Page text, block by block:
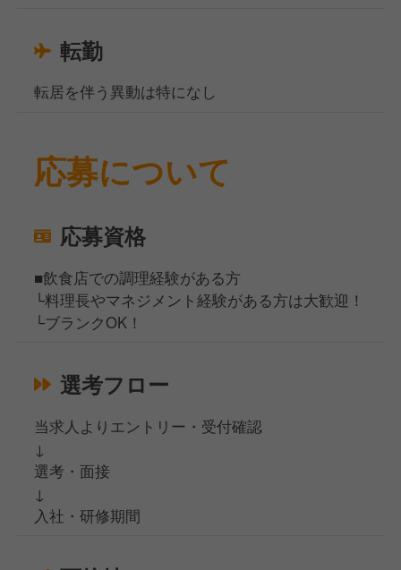
転勤
転居を伴う異動は特になし
応募について
応募資格
■飲食店での調理経験がある方
└料理長やマネジメント経験がある方は大歓迎！
└ブランクOK！
選考フロー
当求人よりエントリー・受付確認
↓
選考・面接
↓
入社・研修期間